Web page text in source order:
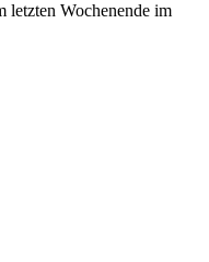
letzten Wochenende im